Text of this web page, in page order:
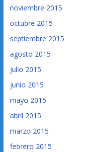
noviembre 2015
octubre 2015
septiembre 2015
agosto 2015
julio 2015
junio 2015
mayo 2015
abril 2015
marzo 2015
febrero 2015